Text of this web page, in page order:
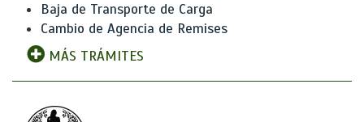
Baja de Transporte de Carga
Cambio de Agencia de Remises
MÁS TRÁMITES